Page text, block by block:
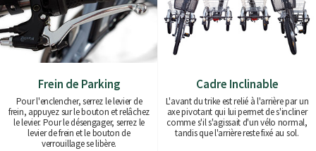
Frein de Parking
Pour l'enclencher, serrez le levier de
frein, appuyez sur le bouton et relâchez
le levier. Pour le désengager, serrez le
levier de frein et le bouton de
verrouillage se libère.
Cadre Inclinable
L'avant du trike est relié à l'arrière par un
axe pivotant qui lui permet de s'incliner
comme s'il s'agissait d'un vélo normal,
tandis que l'arrière reste fixé au sol.